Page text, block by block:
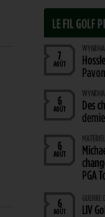
LE FIL GOLF
7
AOÛT
6
AOÛT
Des
6
AOÛT
PGA
6
AOÛT
GUERRE
LIV